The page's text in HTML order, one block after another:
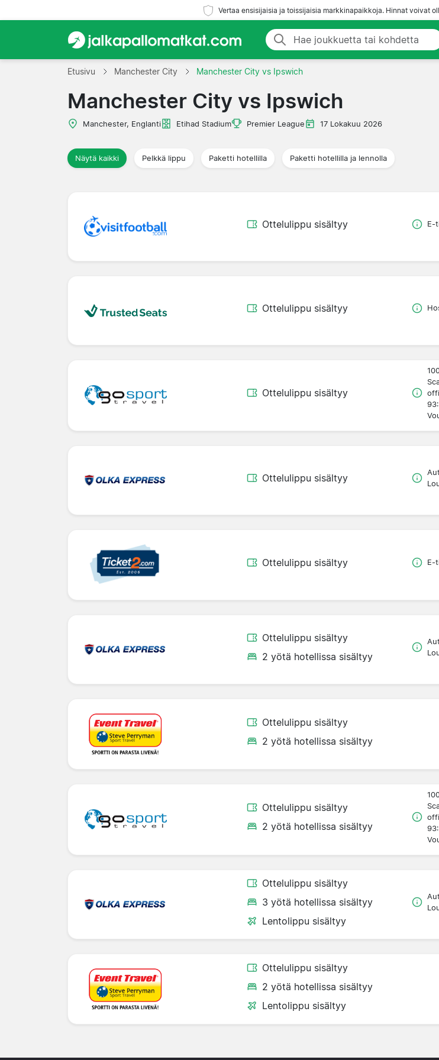
Vertaa ensisijaisia ja toissijaisia markkinapaikkoja. Hinnat voivat
Etusivu Manchester City Manchester City vs Ipswich
Manchester City vs Ipswich
Manchester, Englanti Etihad Stadium Premier League 17 Lokakuu 2026
Näytä kaikki Pelkkä lippu Paketti hotellilla Paketti hotellilla ja lennolla
Ottelulippu sisältyy E-
Ottelulippu sisältyy
Ottelulippu sisältyy
Ottelulippu sisältyy
Ottelulippu sisältyy E-
Ottelulippu sisältyy
2 yötä hotellissa sisältyy
Ottelulippu sisältyy
2 yötä hotellissa sisältyy
Ottelulippu sisältyy
2 yötä hotellissa sisältyy
Ottelulippu sisältyy
3 yötä hotellissa sisältyy
Lentolippu sisältyy
Ottelulippu sisältyy
2 yötä hotellissa sisältyy
Lentolippu sisältyy